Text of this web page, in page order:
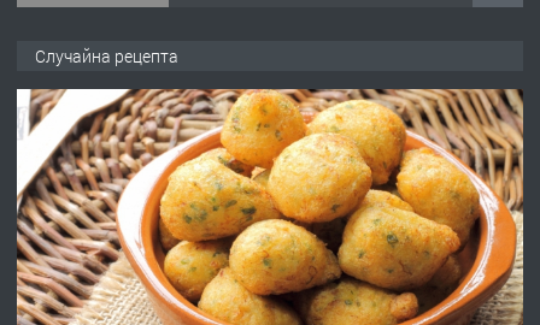
преди 2 години
ПРЕДЛАГА
УДЪЛЖАВАНЕ НА ЧОВЕШКИЯТ
ЖИВОТ И ПОДОБРЯВАНЕ НА
НЕГОВОТО КАЧЕСТВО
преди 2 години
Случайна рецепта